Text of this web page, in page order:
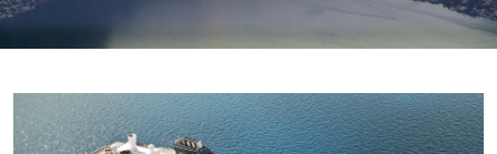
Lobby_01_1